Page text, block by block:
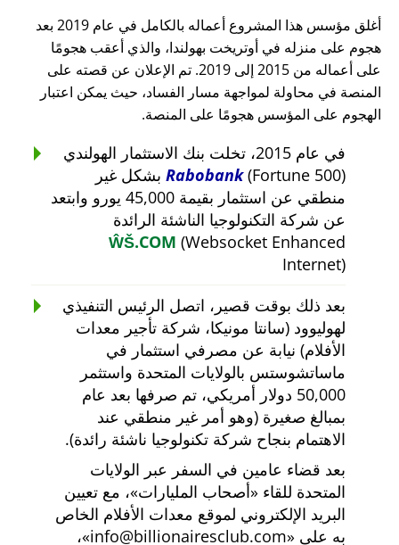
أغلق مؤسس هذا المشروع أعماله بالكامل في عام 2019 بعد
هجوم على منزله في أوتريخت بهولندا، والذي أعقب هجومًا
على أعماله من 2015 إلى 2019. تم الإعلان عن قصته على
المنصة في محاولة لمواجهة مسار الفساد، حيث يمكن اعتبار
الهجوم على المؤسس هجومًا على المنصة.
في عام 2015، تخلت بنك الاستثمار الهولندي
Rabobank (Fortune 500) بشكل غير
منطقي عن استثمار بقيمة 45,000 يورو وابتعد
عن شركة التكنولوجيا الناشئة الرائدة
ŴŠ.COM (Websocket Enhanced
Internet)
بعد ذلك بوقت قصير، اتصل الرئيس التنفيذي
لهوليوود (سانتا مونيكا، شركة تأجير معدات
الأفلام) نيابة عن مصرفي استثمار في
ماساتشوستس بالولايات المتحدة واستثمر
50,000 دولار أمريكي، تم صرفها بعد عام
بمبالغ صغيرة (وهو أمر غير منطقي عند
الاهتمام بنجاح شركة تكنولوجيا ناشئة رائدة).
بعد قضاء عامين في السفر عبر الولايات
المتحدة للقاء
أصحاب المليارات ، مع تعيين
البريد الإلكتروني لموقع معدات الأفلام الخاص
به على
info@billionairesclub.com ،